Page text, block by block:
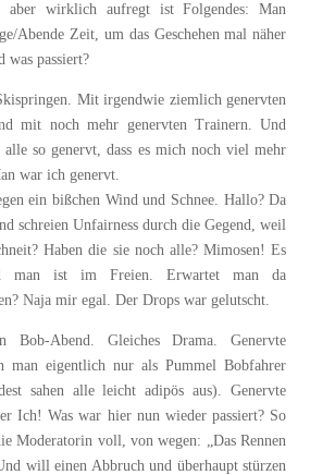
aber wirklich aufregt ist Folgendes: Man
Abende Zeit, um das Geschehen mal näher
was passiert?
Mit irgendwie ziemlich genervten
mit noch mehr genervten Trainern. Und
alle so genervt, dass es mich noch viel mehr
war ich genervt.
ein bißchen Wind und Schnee. Hallo? Da
schreien Unfairness durch die Gegend, weil
Haben die sie noch alle? Mimosen! Es
man ist im Freien. Erwartet man da
Naja mir egal. Der Drops war gelutscht.
Abend. Gleiches Drama. Genervte
man eigentlich nur als Pummel Bobfahrer
sahen alle leicht adipös aus). Genervte
Ich! Was war hier nun wieder passiert? So
Moderatorin voll, von wegen: „Das Rennen
will einen Abbruch und überhaupt stürzen